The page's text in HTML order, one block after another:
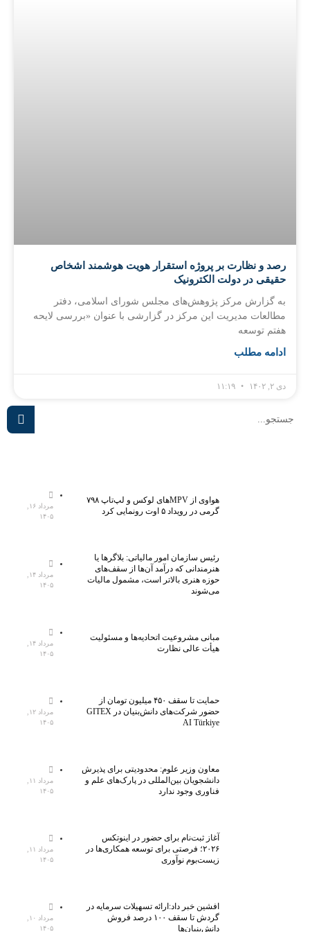
رصد و نظارت بر پروژه استقرار هویت هوشمند اشخاص
حقیقی در دولت الکترونیک
به گزارش مرکز پژوهش‌های مجلس شورای اسلامی، دفتر
مطالعات مدیریت این مرکز در گزارشی با عنوان «بررسی لایحه
هفتم توسعه
ادامه مطلب
دی ۲, ۱۴۰۲
هواوی از MPVهای لوکس و لپ‌تاپ ۷۹۸
گرمی در رویداد ۵ اوت رونمایی کرد
۱۴۰۵
رئیس سازمان امور مالیاتی: بلاگر‌ها یا
هنرمندانی که درآمد آن‌ها از سقف‌های
حوزه هنری بالاتر است، مشمول مالیات
می‌شوند
۱۴۰۵
مبانی مشروعیت اتحادیه‌ها و مسئولیت
هیأت عالی نظارت
۱۴۰۵
حمایت تا سقف ۴۵۰ میلیون تومان از
حضور شرکت‌های دانش‌بنیان در GITEX
AI Türkiye
۱۴۰۵
معاون وزیر علوم: محدودیتی برای پذیرش
دانشجویان بین‌المللی در پارک‌های علم و
فناوری وجود ندارد
۱۴۰۵
آغاز ثبت‌نام برای حضور در اینوتکس
۲۰۲۶؛ فرصتی برای توسعه همکاری‌ها در
زیست‌بوم نوآوری
۱۴۰۵
افشین خبر داد:ارائه تسهیلات سرمایه در
گردش تا سقف ۱۰۰ درصد فروش
دانش‌بنیان‌ها
۱۴۰۵